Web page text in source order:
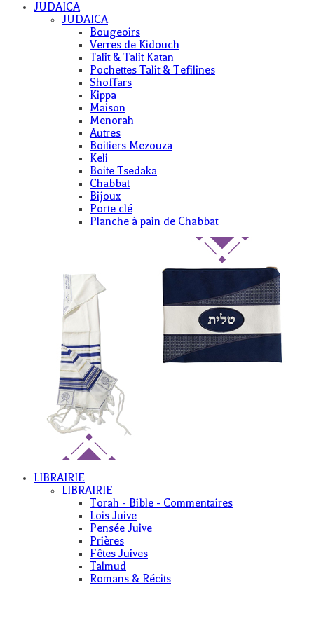
JUDAICA
JUDAICA
Bougeoirs
Verres de Kidouch
Talit & Talit Katan
Pochettes Talit & Tefilines
Shoffars
Kippa
Maison
Menorah
Autres
Boitiers Mezouza
Keli
Boite Tsedaka
Chabbat
Bijoux
Porte clé
Planche à pain de Chabbat
LIBRAIRIE
LIBRAIRIE
Torah - Bible - Commentaires
Lois Juive
Pensée Juive
Prières
Fêtes Juives
Talmud
Romans & Récits